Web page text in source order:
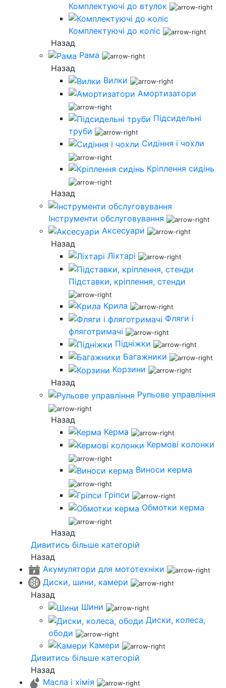
Комплектуючі до втулок
Комплектуючі до коліс
Назад
Рама
Назад
Вилки
Амортизатори
Підсидельні
труби
Сидіння і чохли
Кріплення сидінь
Назад
Інструменти обслуговування
Аксесуари
Назад
Ліхтарі
Підставки, кріплення, стенди
Крила
Фляги і
фляготримачі
Підніжки
Багажники
Корзини
Назад
Рульове управління
Назад
Керма
Кермові колонки
Виноси керма
Гріпси
Обмотки керма
Назад
Дивитись більше категорій
Назад
Акумулятори для мототехніки
Диски, шини, камери
Назад
Шини
Диски, колеса,
ободи
Камери
Дивитись більше категорій
Назад
Масла і хімія